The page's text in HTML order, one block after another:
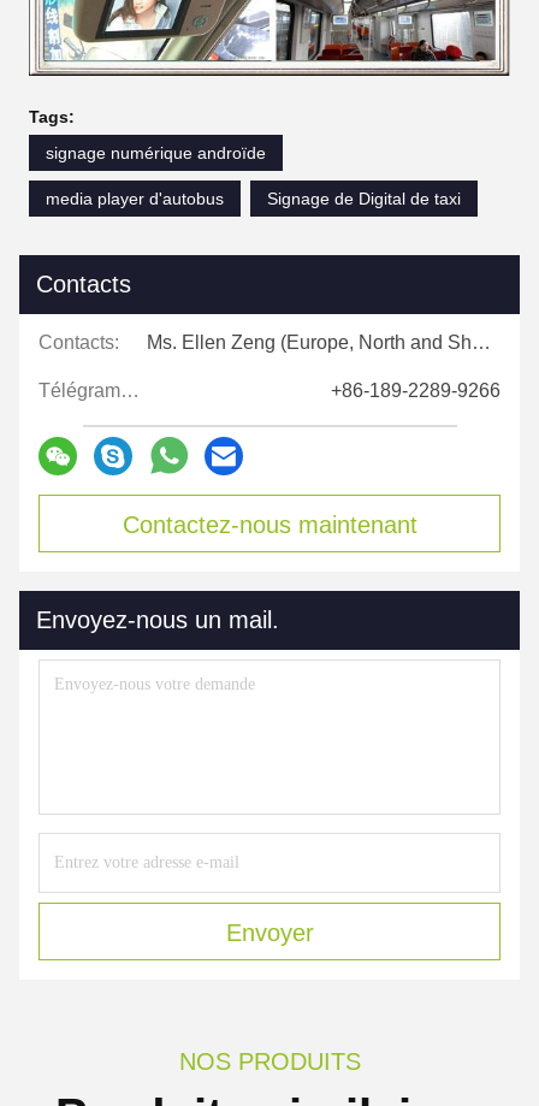
Tags:
signage numérique androïde
media player d'autobus Signage de Digital de taxi
Contacts
Contacts: Ms. Ellen Zeng (Europe, North and Shouth America)
Télégramme: +86-189-2289-9266
Contactez-nous maintenant
Envoyez-nous un mail.
Envoyer
NOS PRODUITS